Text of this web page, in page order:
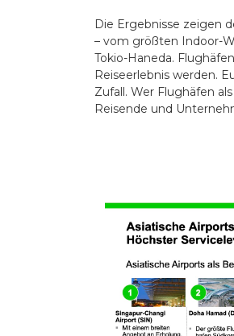
Die Ergebnisse zeigen
– vom größten Indoor-
Tokio-Haneda.
Reiseerlebnis werden.
Zufall. Wer Flughäfen
Reisende und